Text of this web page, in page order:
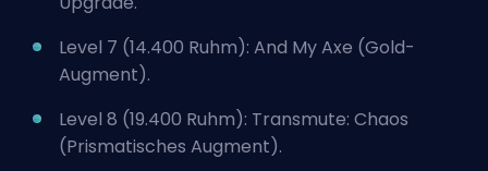
Level 7 (14.400 Ruhm): And My Axe (Gold-
Augment).
Level 8 (19.400 Ruhm): Transmute: Chaos
(Prismatisches Augment).